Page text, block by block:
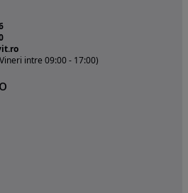
intre 09:00 - 17:00)